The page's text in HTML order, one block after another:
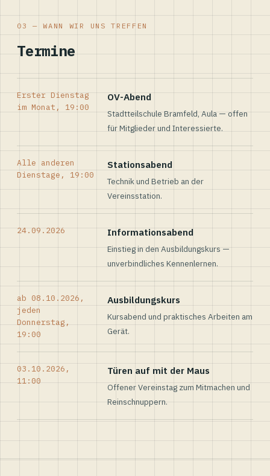
03 — WANN WIR UNS TREFFEN
Termine
Erster Dienstag
im Monat, 19:00
OV-Abend
Stadtteilschule Bramfeld, Aula — offen
für Mitglieder und Interessierte.
Alle anderen
Dienstage, 19:00
Stationsabend
Technik und Betrieb an der
Vereinsstation.
24.09.2026 Informationsabend
Einstieg in den Ausbildungskurs —
unverbindliches Kennenlernen.
ab 08.10.2026,
jeden
Donnerstag,
19:00
Ausbildungskurs
Kursabend und praktisches Arbeiten am
Gerät.
03.10.2026,
11:00
Türen auf mit der Maus
Offener Vereinstag zum Mitmachen und
Reinschnuppern.